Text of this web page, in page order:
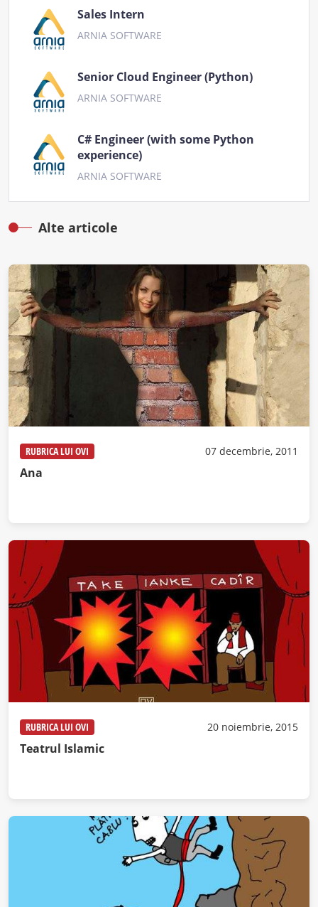
Sales Intern
ARNIA SOFTWARE
Senior Cloud Engineer (Python)
ARNIA SOFTWARE
C# Engineer (with some Python
experience)
ARNIA SOFTWARE
Alte articole
RUBRICA LUI OVI 07 decembrie, 2011
Ana
RUBRICA LUI OVI 20 noiembrie, 2015
Teatrul Islamic